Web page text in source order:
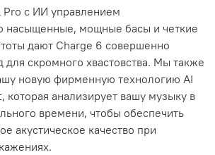
с ИИ управлением
насыщенные, мощные басы и четкие
дают Charge 6 совершенно
для скромного хвастовства. Мы также
новую фирменную технологию AI
которая анализирует вашу музыку в
времени, чтобы обеспечить
акустическое качество при